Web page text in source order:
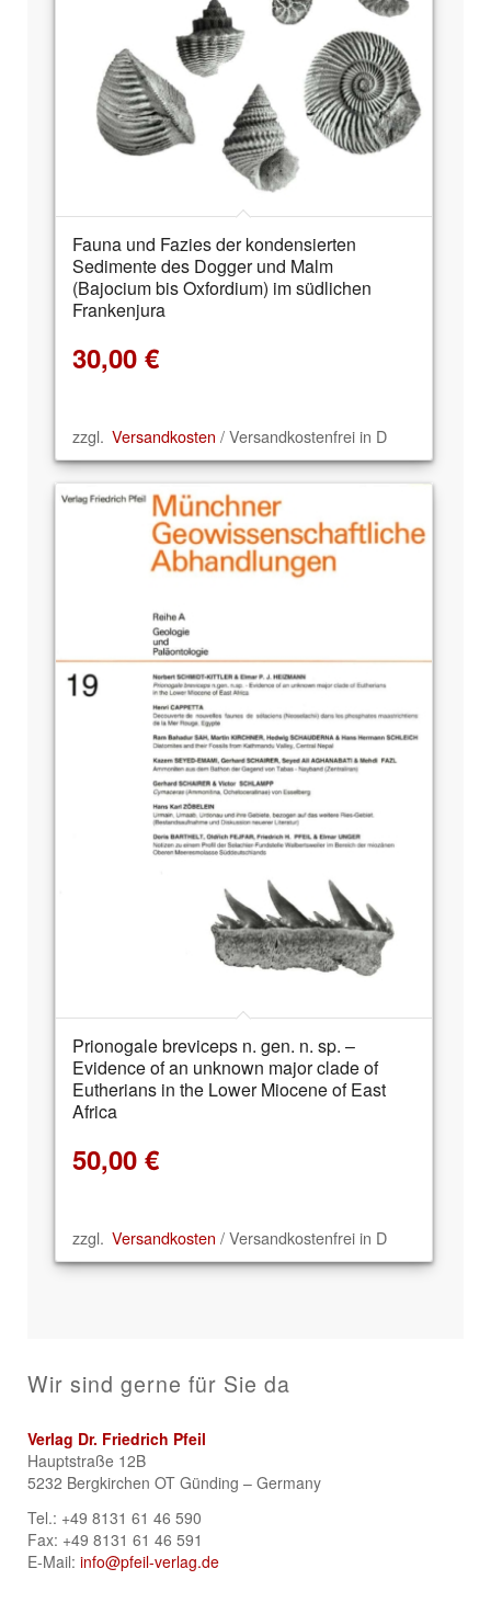
Fauna und Fazies der kondensierten
Sedimente des Dogger und Malm
(Bajocium bis Oxfordium) im südlichen
Frankenjura
30,00 €
zzgl. Versandkosten / Versandkostenfrei in D
Prionogale breviceps n. gen. n. sp. –
Evidence of an unknown major clade of
Eutherians in the Lower Miocene of East
Africa
50,00 €
zzgl. Versandkosten / Versandkostenfrei in D
Wir sind gerne für Sie da
Verlag Dr. Friedrich Pfeil
Hauptstraße 12B
5232 Bergkirchen OT Günding – Germany
Tel.: +49 8131 61 46 590
Fax: +49 8131 61 46 591
E-Mail: info@pfeil-verlag.de